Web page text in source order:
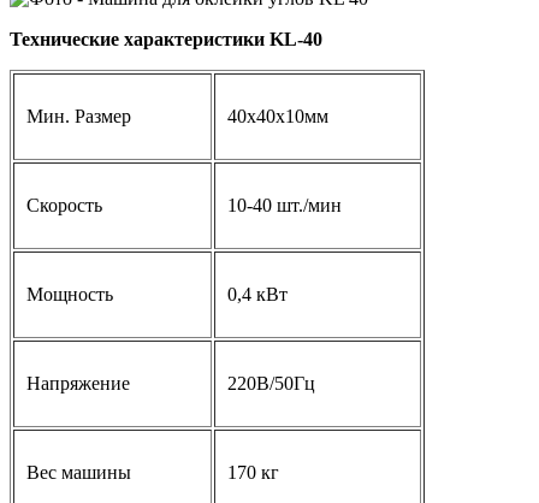
Технические характеристики KL-40
Мин. Размер 40х40х10мм
Скорость 10-40 шт./мин
Мощность 0,4 кВт
Напряжение 220В/50Гц
Вес машины 170 кг